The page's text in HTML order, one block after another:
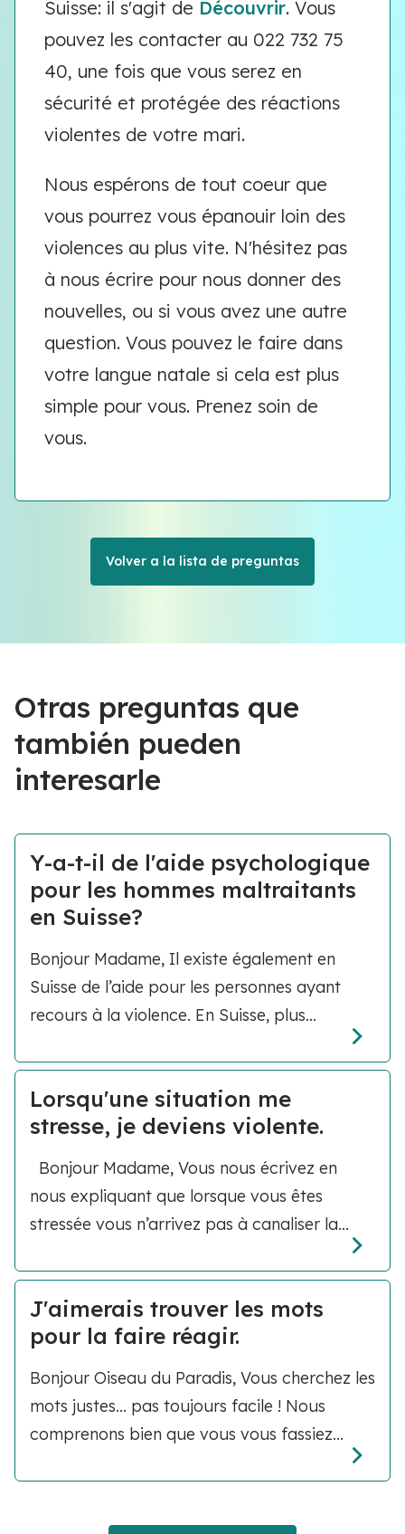
Suisse: il s'agit de Découvrir. Vous
pouvez les contacter au 022 732 75
40, une fois que vous serez en
sécurité et protégée des réactions
violentes de votre mari.
Nous espérons de tout coeur que
vous pourrez vous épanouir loin des
violences au plus vite. N'hésitez pas
à nous écrire pour nous donner des
nouvelles, ou si vous avez une autre
question. Vous pouvez le faire dans
votre langue natale si cela est plus
simple pour vous. Prenez soin de
vous.
Volver a la lista de preguntas
Otras preguntas que
también pueden
interesarle
Y-a-t-il de l'aide psychologique
pour les hommes maltraitants
en Suisse?
Bonjour Madame, Il existe également en
Suisse de l’aide pour les personnes ayant
recours à la violence. En Suisse, plus...
Lorsqu'une situation me
stresse, je deviens violente.
Bonjour Madame, Vous nous écrivez en
nous expliquant que lorsque vous êtes
stressée vous n’arrivez pas à canaliser la...
J'aimerais trouver les mots
pour la faire réagir.
Bonjour Oiseau du Paradis, Vous cherchez les
mots justes... pas toujours facile ! Nous
comprenons bien que vous vous fassiez...